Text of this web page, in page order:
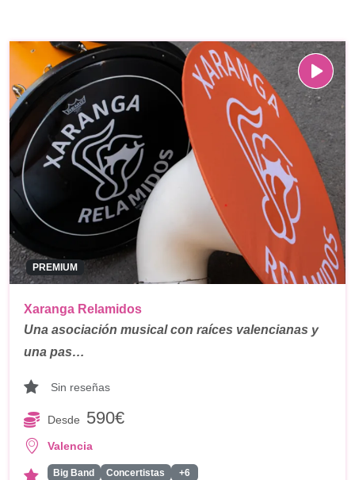
PREMIUM
Xaranga Relamidos
Una asociación musical con raíces valencianas y
una pas…
Sin reseñas
Desde 590€
Valencia
Big Band Concertistas +6